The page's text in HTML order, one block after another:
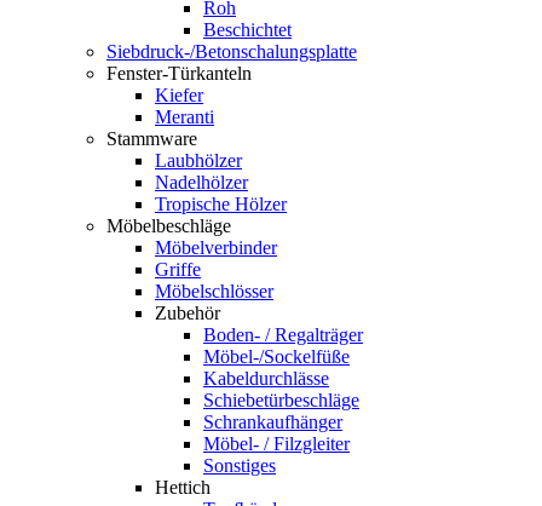
Roh
Beschichtet
Siebdruck-/Betonschalungsplatte
Fenster-Türkanteln
Kiefer
Meranti
Stammware
Laubhölzer
Nadelhölzer
Tropische Hölzer
Möbelbeschläge
Möbelverbinder
Griffe
Möbelschlösser
Zubehör
Boden- / Regalträger
Möbel-/Sockelfüße
Kabeldurchlässe
Schiebetürbeschläge
Schrankaufhänger
Möbel- / Filzgleiter
Sonstiges
Hettich